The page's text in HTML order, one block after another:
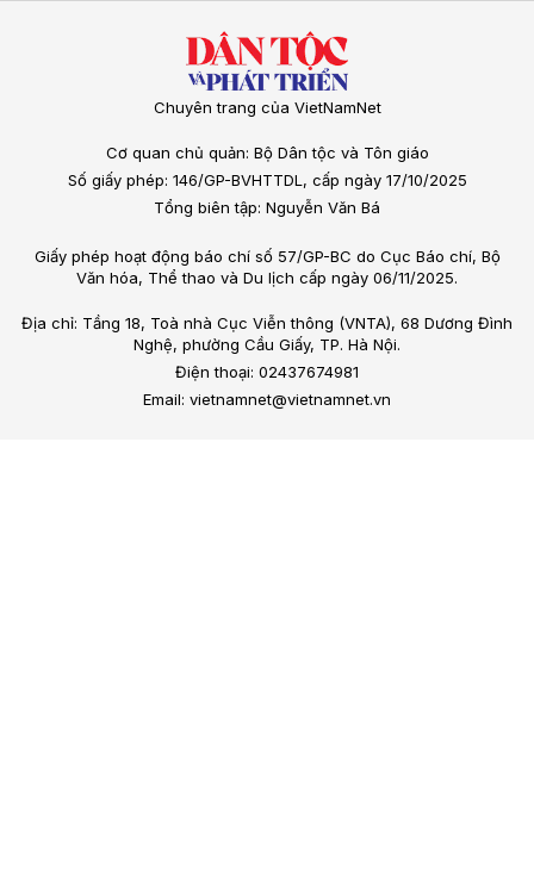
Chuyên trang của VietNamNet
Cơ quan chủ quản: Bộ Dân tộc và Tôn giáo
Số giấy phép: 146/GP-BVHTTDL, cấp ngày 17/10/2025
Tổng biên tập: Nguyễn Văn Bá
Giấy phép hoạt động báo chí số 57/GP-BC do Cục Báo chí, Bộ
Văn hóa, Thể thao và Du lịch cấp ngày 06/11/2025.
Địa chỉ: Tầng 18, Toà nhà Cục Viễn thông (VNTA), 68 Dương Đình
Nghệ, phường Cầu Giấy, TP. Hà Nội.
Điện thoại: 02437674981
Email: vietnamnet@vietnamnet.vn